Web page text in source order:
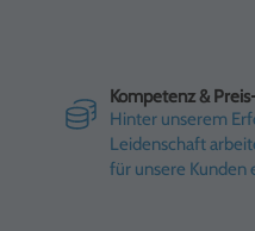
Kompetenz &
Hinter unserem
Leidenschaft
für unsere